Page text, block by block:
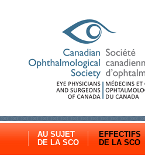
AU SUJET
DE LA SCO
EFFECTIFS
DE LA SCO